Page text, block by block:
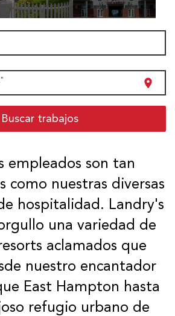
Oficina Corporativa
Empleados actuales
location_on
Buscar trabajos
empleados son tan
como nuestras diversas
hospitalidad. Landry's
una variedad de
aclamados que
nuestro encantador
East Hampton hasta
refugio urbano de